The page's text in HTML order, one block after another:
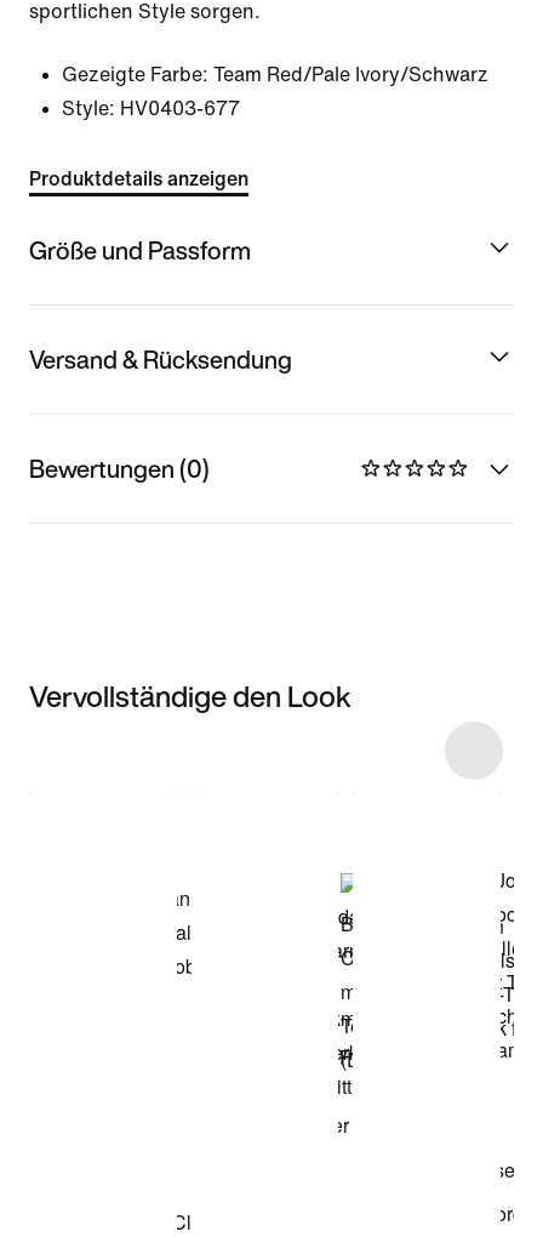
sportlichen Style sorgen.
Gezeigte Farbe: Team Red/Pale Ivory/Schwarz
Style: HV0403-677
Produktdetails anzeigen
Größe und Passform
Versand & Rücksendung
Bewertungen (0)
Vervollständige den Look